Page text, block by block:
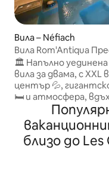
Вила – Néfiach
Вила Rom'Antiqua
Рим
🏛️ Напълно
вила за двама, с
център 💦,
🛏️ и атмосфера,
Древен Рим ✨ 📍 Само на 15 минути
от Перпинян, Villa
идеална за рожден
брачна нощ 💍,
близо до